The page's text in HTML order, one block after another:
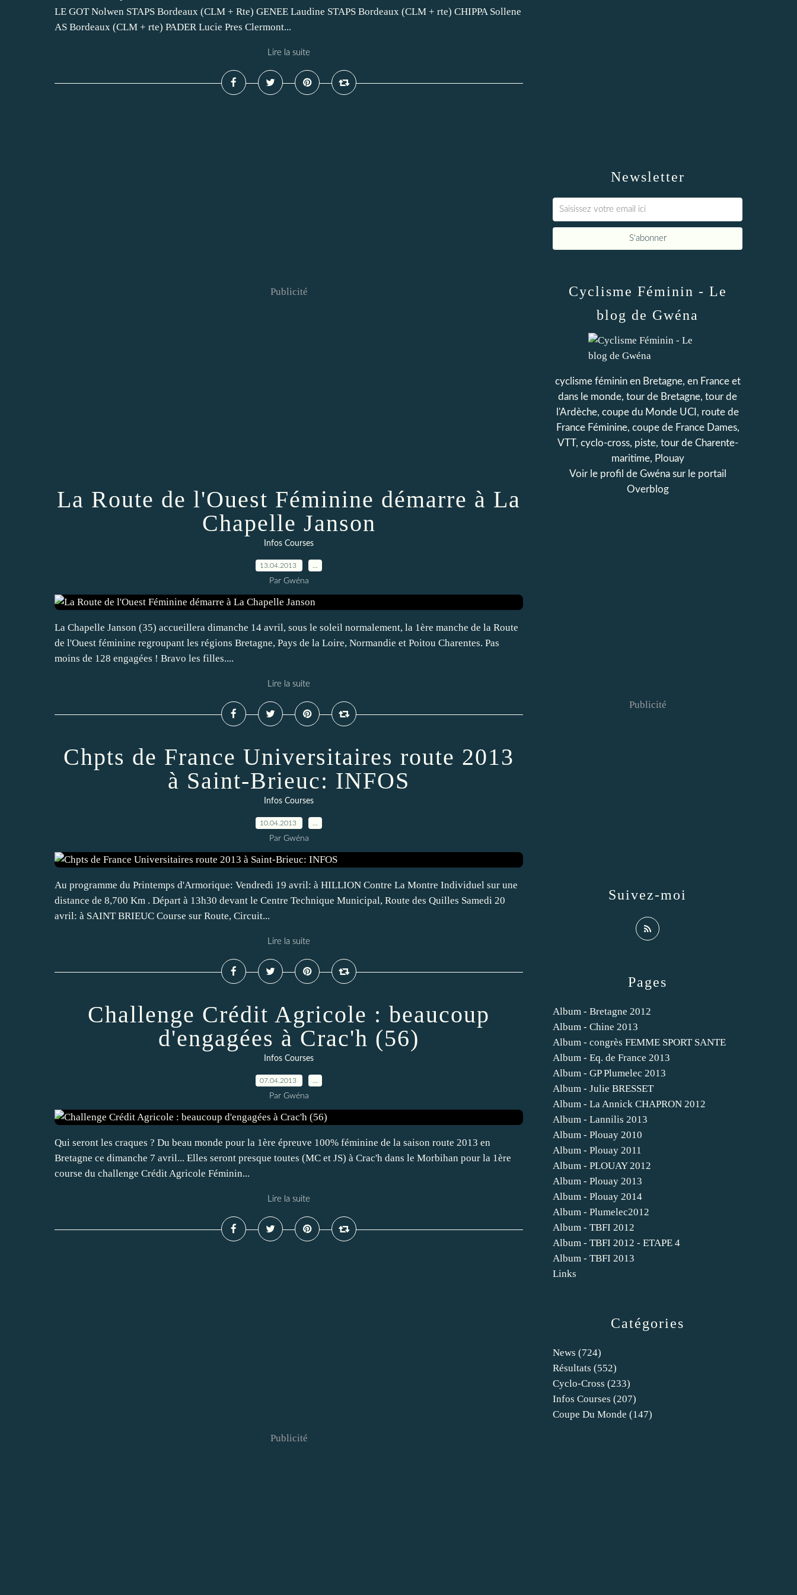
LE GOT Nolwen STAPS Bordeaux (CLM + Rte) GENEE Laudine STAPS Bordeaux (CLM + rte) CHIPPA Sollene
AS Bordeaux (CLM + rte) PADER Lucie Pres Clermont...
Lire la suite
Publicité
La Route de l'Ouest Féminine démarre à La
Chapelle Janson
Infos Courses
13.04.2013
Par Gwéna
La Chapelle Janson (35) accueillera dimanche 14 avril, sous le soleil normalement, la 1ère manche de la Route
de l'Ouest féminine regroupant les régions Bretagne, Pays de la Loire, Normandie et Poitou Charentes. Pas
moins de 128 engagées ! Bravo les filles....
Lire la suite
Chpts de France Universitaires route 2013
à Saint-Brieuc: INFOS
Infos Courses
10.04.2013
Par Gwéna
Au programme du Printemps d'Armorique: Vendredi 19 avril: à HILLION Contre La Montre Individuel sur une
distance de 8,700 Km . Départ à 13h30 devant le Centre Technique Municipal, Route des Quilles Samedi 20
avril: à SAINT BRIEUC Course sur Route, Circuit...
Lire la suite
Challenge Crédit Agricole : beaucoup
d'engagées à Crac'h (56)
Infos Courses
07.04.2013
Par Gwéna
Qui seront les craques ? Du beau monde pour la 1ère épreuve 100% féminine de la saison route 2013 en
Bretagne ce dimanche 7 avril... Elles seront presque toutes (MC et JS) à Crac'h dans le Morbihan pour la 1ère
course du challenge Crédit Agricole Féminin...
Lire la suite
Publicité
Newsletter
Catégories
News (724)
Résultats (552)
Cyclo-Cross (233)
Infos Courses (207)
Coupe Du Monde (147)
Pages
Album - Bretagne 2012
Album - Chine 2013
Album - congrès FEMME SPORT SANTE
Album - Eq. de France 2013
Album - GP Plumelec 2013
Album - Julie BRESSET
Album - La Annick CHAPRON 2012
Album - Lannilis 2013
Album - Plouay 2010
Album - Plouay 2011
Album - PLOUAY 2012
Album - Plouay 2013
Album - Plouay 2014
Album - Plumelec2012
Album - TBFI 2012
Album - TBFI 2012 - ETAPE 4
Album - TBFI 2013
Links
Cyclisme Féminin - Le
blog de Gwéna
cyclisme féminin en Bretagne, en France et
dans le monde, tour de Bretagne, tour de
l'Ardèche, coupe du Monde UCI, route de
France Féminine, coupe de France Dames,
VTT, cyclo-cross, piste, tour de Charente-
maritime, Plouay
Voir le profil de Gwénasur le portail
Overblog
Suivez-moi
Publicité